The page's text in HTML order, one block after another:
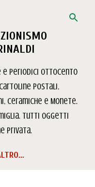
e Periodici Ottocento
Postali,
Ceramiche e Monete.
Tutti oggetti
privata.